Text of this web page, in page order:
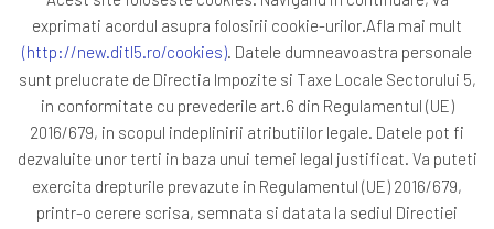
Primăria Sectorul 5
ANAF
Protocoale
GDPR
Harta Site
exprimati acordul asupra folosirii cookie-urilor.Afla mai mult
(http://new.ditl5.ro/cookies). Datele dumneavoastra personale
sunt prelucrate de Directia Impozite si Taxe Locale Sectorului 5,
in conformitate cu prevederile art.6 din Regulamentul (UE)
2016/679, in scopul indeplinirii atributiilor legale. Datele pot fi
dezvaluite unor terti in baza unui temei legal justificat. Va puteti
exercita drepturile prevazute in Regulamentul (UE) 2016/679,
printr-o cerere scrisa, semnata si datata la sediul Directiei